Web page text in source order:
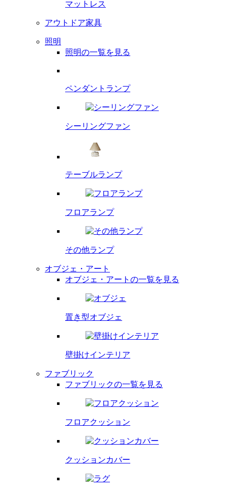
マットレス
アウトドア家具
照明
照明の一覧を見る
ペンダント ランプ
シーリングファン
テーブルランプ
フロアランプ
その他ランプ
オブジェ・アート
オブジェ・アートの一覧を見る
置き型オブジェ
壁掛けインテリア
ファブリック
ファブリックの一覧を見る
フロアクッション
クッションカバー